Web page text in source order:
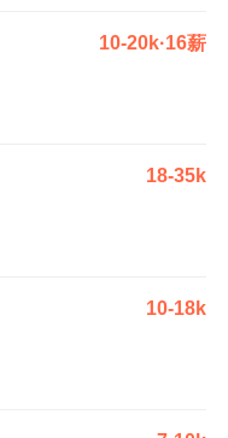
10-20k·16薪
18-35k
10-18k